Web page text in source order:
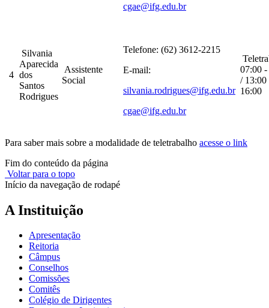
cgae@ifg.edu.br
4
Silvania
Aparecida
dos
Santos
Rodrigues
Assistente
Social
Telefone: (62) 3612-2215
E-mail:
silvania.rodrigues@ifg.edu.br
cgae@ifg.edu.br
07:00
/ 13:00
16:00
Para saber mais sobre a modalidade de teletrabalho acesse o link
Fim do conteúdo da página
Voltar para o topo
Início da navegação de rodapé
A Instituição
Apresentação
Reitoria
Câmpus
Conselhos
Comissões
Comitês
Colégio de Dirigentes